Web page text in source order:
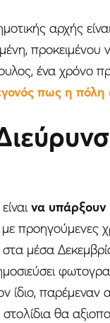
αρχής
ένα χρόνο
πως η πόλη
να υπάρξουν
προηγούμενες
μέσα
ίδιο, παρέμεναν
θα